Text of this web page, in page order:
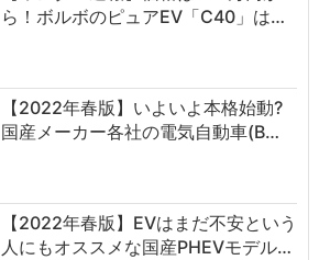
ら！ボルボのピュアEV「C40」は…
【2022年春版】いよいよ本格始動?
国産メーカー各社の電気自動車(B…
【2022年春版】EVはまだ不安という
人にもオススメな国産PHEVモデル…